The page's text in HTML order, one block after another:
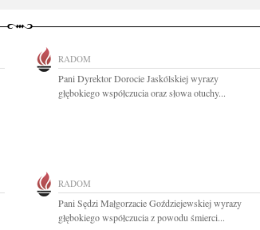
RADOM
Pani Dyrektor Dorocie Jaskólskiej wyrazy
głębokiego współczucia oraz słowa otuchy...
RADOM
Pani Sędzi Małgorzacie Goździejewskiej wyrazy
głębokiego współczucia z powodu śmierci...